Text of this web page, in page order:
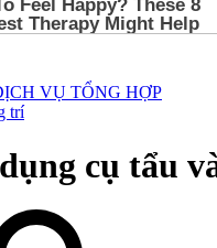
VỤ TỔNG HỢP
trí
cụ tẩu